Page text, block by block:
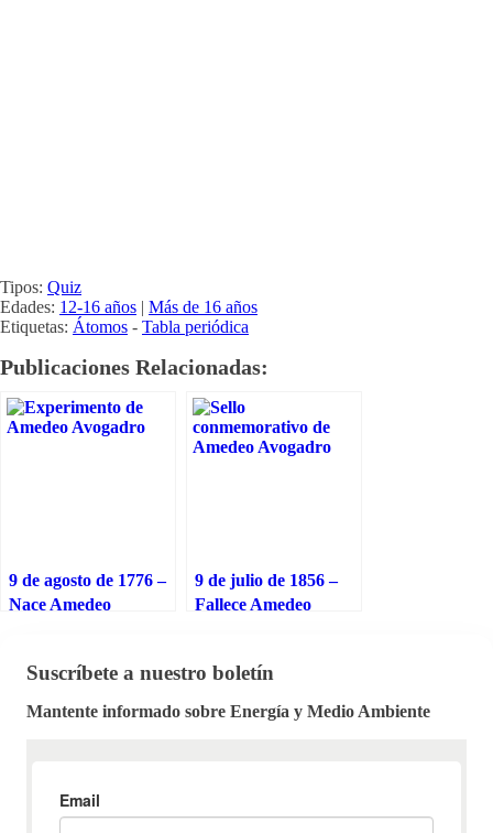
Tipos: Quiz
Edades: 12-16 años | Más de 16 años
Etiquetas: Átomos - Tabla periódica
Publicaciones Relacionadas:
9 de agosto de 1776 –
Nace Amedeo
la famosa Ley de
Avogadro
9 de julio de 1856 –
Fallece Amedeo
la famosa Ley de
Avogadro
Suscríbete a nuestro boletín
Mantente informado sobre Energía y Medio Ambiente